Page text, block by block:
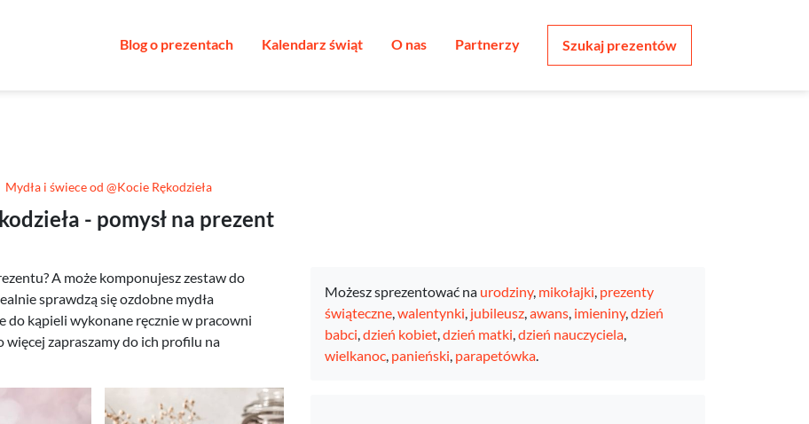
Blog o prezentach Kalendarz świąt O nas Partnerzy Szukaj prezentów
Mydła i świece od @Kocie Rękodzieła
- pomysł na prezent
A może komponujesz zestaw do
sprawdzą się ozdobne mydła
do kąpieli wykonane ręcznie w pracowni
więcej zapraszamy do ich profilu na
Możesz sprezentować na urodziny, mikołajki, prezenty
świąteczne,walentynki, jubileusz,awans, imieniny,dzień
babci,dzień kobiet,dzień matki,dzień nauczyciela,
wielkanoc, panieński, parapetówka.